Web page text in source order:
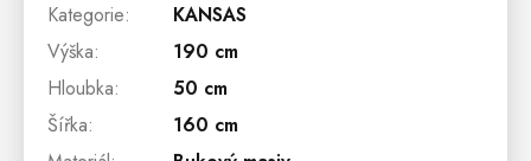
Kategorie:
KANSAS
Výška:
190 cm
Hloubka:
50 cm
Šířka:
160 cm